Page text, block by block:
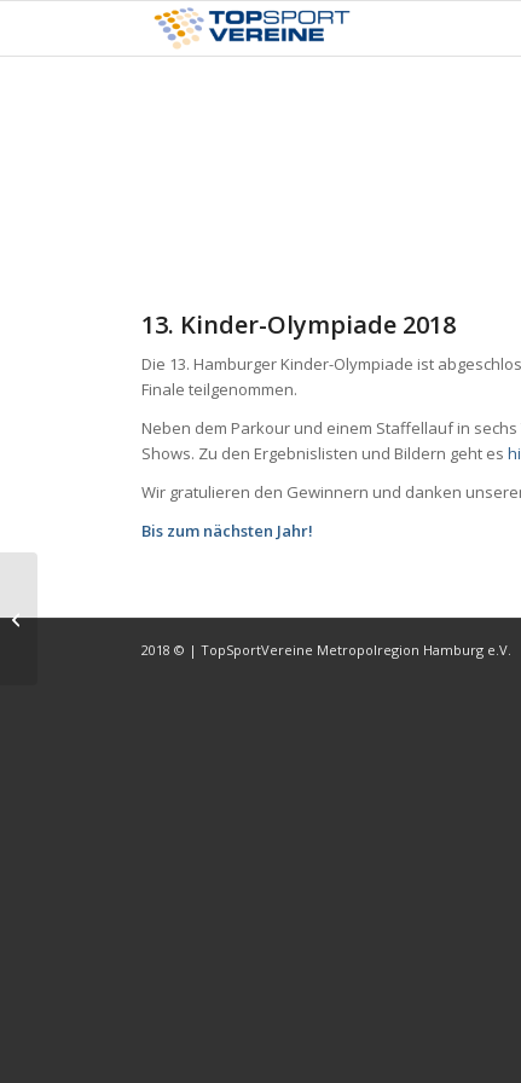
13. Kinder-Olympiade 2018
Die 13. Hamburger Kinder-Olympiade ist
Finale teilgenommen.
Neben dem Parkour und einem Staffellauf in
Shows. Zu den Ergebnislisten und Bildern geht es
Wir gratulieren den Gewinnern und danken
Bis zum nächsten Jahr!
2018 © | TopSportVereine Metropolregion Hamburg e.V.
Kooperation bis 2019